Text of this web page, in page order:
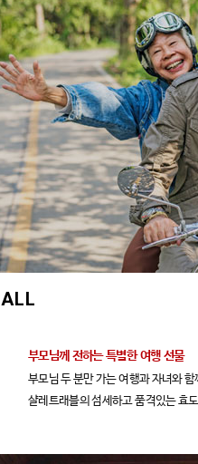
ALL
부모님께 전하는 특별한 여행 선물
부모님 두 분만 가는 여행과 자녀와
샬레트래블의 섬세하고 품격있는 효